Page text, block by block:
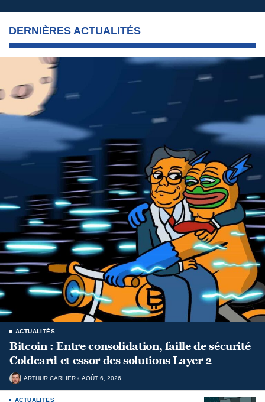
DERNIÈRES ACTUALITÉS
ACTUALITÉS
Bitcoin : Entre consolidation, faille de sécurité
Coldcard et essor des solutions Layer 2
ARTHUR CARLIER AOÛT 6, 2026
ACTUALITÉS